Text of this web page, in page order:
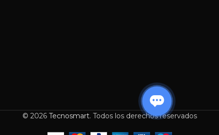
© 2026 Tecnosmart. Todos los derechos reservados